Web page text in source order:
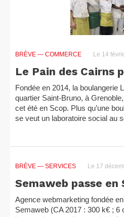
BRÈVE — COMMERCE Le 14
Le Pain des Cairns
Fondée en 2014, la boulangerie
quartier Saint-Bruno, à
cet été en Scop. Plus qu’une
se veut un laboratoire social au
BRÈVE — SERVICES Le 17
Semaweb passe en
Agence webmarketing fondée
Semaweb (CA 2017 : 300 k€ ; 6